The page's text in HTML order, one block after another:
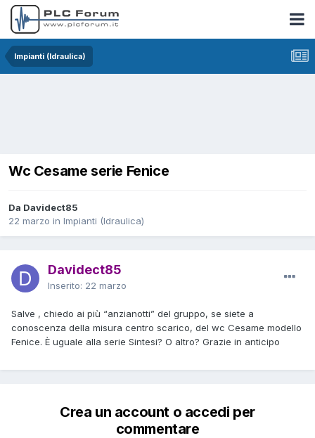
Impianti (Idraulica)
Wc Cesame serie Fenice
Da Davidect85
22 marzo in Impianti (Idraulica)
Davidect85
Inserito: 22 marzo
Salve , chiedo ai più “anzianotti” del gruppo, se siete a
conoscenza della misura centro scarico, del wc Cesame modello
Fenice. È uguale alla serie Sintesi? O altro? Grazie in anticipo
Crea un account o accedi per
commentare